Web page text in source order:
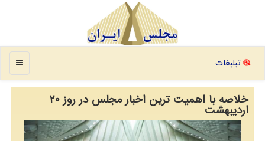
منو تبلیغات
خلاصه با اهمیت ترین اخبار مجلس در روز ۲۰
اردیبهشت